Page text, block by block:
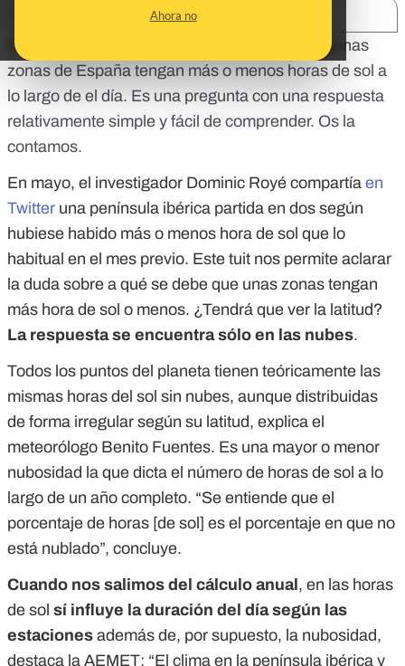
Ahora no
Nos habéis preguntado a qué se debe que algunas
zonas de España tengan más o menos horas de sol a
lo largo de el día. Es una pregunta con una respuesta
relativamente simple y fácil de comprender. Os la
contamos.
En mayo, el investigador Dominic Royé compartía en
Twitter una península ibérica partida en dos según
hubiese habido más o menos hora de sol que lo
habitual en el mes previo. Este tuit nos permite aclarar
la duda sobre a qué se debe que unas zonas tengan
más hora de sol o menos. ¿Tendrá que ver la latitud?
La respuesta se encuentra sólo en las nubes.
Todos los puntos del planeta tienen teóricamente las
mismas horas del sol sin nubes, aunque distribuidas
de forma irregular según su latitud, explica el
meteorólogo Benito Fuentes. Es una mayor o menor
nubosidad la que dicta el número de horas de sol a lo
largo de un año completo. “Se entiende que el
porcentaje de horas [de sol] es el porcentaje en que no
está nublado”, concluye.
Cuando nos salimos del cálculo anual , en las horas
de sol sí influye la duración del día según las
estaciones además de, por supuesto, la nubosidad,
destaca la AEMET: “El clima en la península ibérica y